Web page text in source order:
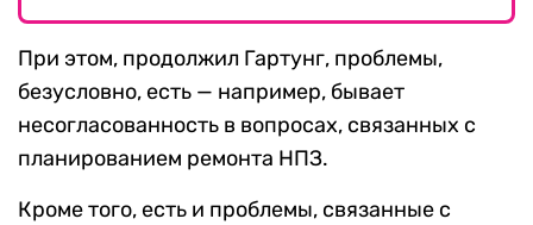
При этом, продолжил Гартунг, проблемы,
безусловно, есть — например, бывает
несогласованность в вопросах, связанных с
планированием ремонта НПЗ.
Кроме того, есть и проблемы, связанные с